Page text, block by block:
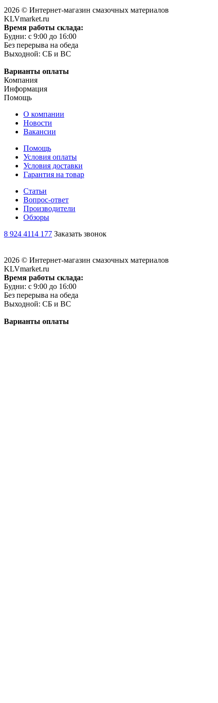
2026 © Интернет-магазин смазочных материалов
KLVmarket.ru
Время работы склада:
Будни: c 9:00 до 16:00
Без перерыва на обеда
Выходной: СБ и ВС
Варианты оплаты
Компания
Информация
Помощь
О компании
Новости
Вакансии
Помощь
Условия оплаты
Условия доставки
Гарантия на товар
Статьи
Вопрос-ответ
Производители
Обзоры
8 924 4114 177 Заказать звонок
2026 © Интернет-магазин смазочных материалов
KLVmarket.ru
Время работы склада:
Будни: c 9:00 до 16:00
Без перерыва на обеда
Выходной: СБ и ВС
Варианты оплаты